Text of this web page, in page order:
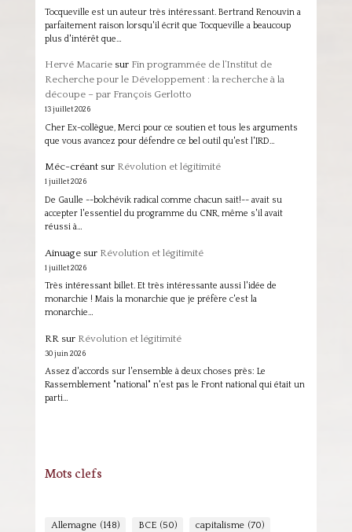
Tocqueville est un auteur très intéressant. Bertrand Renouvin a
parfaitement raison lorsqu'il écrit que Tocqueville a beaucoup
plus d'intérêt que…
Hervé Macariesur Fin programmée de l’Institut de
Recherche pour le Développement : la recherche à la
découpe – par François Gerlotto
13 juillet 2026
Cher Ex-collègue, Merci pour ce soutien et tous les arguments
que vous avancez pour défendre ce bel outil qu'est l'IRD…
Méc-créantsur Révolution et légitimité
1 juillet 2026
De Gaulle --bolchévik radical comme chacun sait!-- avait su
accepter l'essentiel du programme du CNR, même s'il avait
réussi à…
Ainuagesur Révolution et légitimité
1 juillet 2026
Très intéressant billet. Et très intéressante aussi l'idée de
monarchie ! Mais la monarchie que je préfère c'est la
monarchie…
RR sur Révolution et légitimité
30 juin 2026
Assez d'accords sur l'ensemble à deux choses près: Le
Rassemblement "national" n'est pas le Front national qui était un
parti…
Mots clefs
Allemagne (148) BCE (50) capitalisme (70)